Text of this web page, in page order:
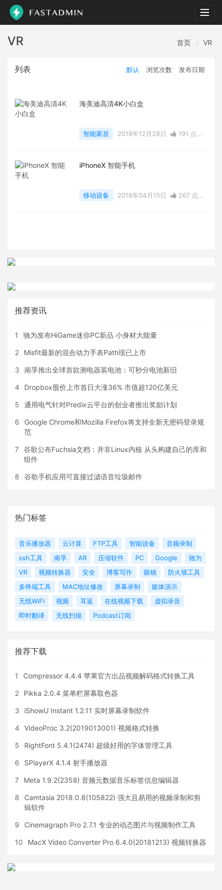
VR 首页 VR
列表 默认 浏览次数 发布日期
海美迪高清4K小白盒
智能家居 2018年12月28日
191 点赞
iPhoneX 智能手机
移动设备 2018年04月15日
267 点赞
推荐资讯
1 驰为发布HiGame迷你PC新品 小身材大能量
2 Misfit最新的混合动力手表Path现已上市
3 南孚推出全球首款测电器装电池：可秒分电池新旧
4 Dropbox股价上市首日大涨36% 市值超120亿美元
5 通用电气针对Predix云平台的创业者推出奖励计划
6
Google Chrome和Mozilla Firefox将支持全新无密码登录规
范
7 谷歌公布Fuchsia文档：并非Linux内核 从头构建自己的库和
组件
8 谷歌手机应用可直接过滤语音垃圾邮件
热门标签
音乐播放器 云计算 FTP工具 智能设备
音频录制
ssh工具
南孚 AR 压缩软件 PC Google
驰为
VR
视频转换器 安全 博客写作 眼镜
防火墙工具
多终端工具
MAC地址修改 屏幕录制
媒体演示
无线WiFi
视频 耳返 在线视频下载
虚拟录音
即时翻译
无线扫描 Podcast订阅
推荐下载
1 Compressor 4.4.4 苹果官方出品视频解码格式转换工具
2 Pikka 2.0.4 菜单栏屏幕取色器
3 iShowU Instant 1.2.11 实时屏幕录制软件
4 VideoProc 3.2(2019013001) 视频格式转换
5 RightFont 5.4.1(2474) 超级好用的字体管理工具
6 SPlayerX 4.1.4 射手播放器
7 Meta 1.9.2(2358) 音频元数据音乐标签信息编辑器
8
Camtasia 2018.0.8(105822) 强大且易用的视频录制和剪
辑软件
9 Cinemagraph Pro 2.7.1 专业的动态图片与视频制作工具
10 MacX Video Converter Pro 6.4.0(20181213) 视频转换器